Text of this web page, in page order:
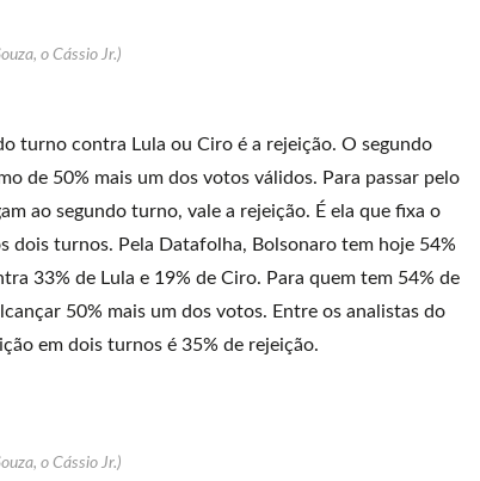
o Cássio Jr.)
turno contra Lula ou Ciro é a rejeição. O segundo
de 50% mais um dos votos válidos. Para passar pelo
ao segundo turno, vale a rejeição. É ela que fixa o
dois turnos. Pela Datafolha, Bolsonaro tem hoje 54%
33% de Lula e 19% de Ciro. Para quem tem 54% de
50% mais um dos votos. Entre os analistas do
em dois turnos é 35% de rejeição.
o Cássio Jr.)